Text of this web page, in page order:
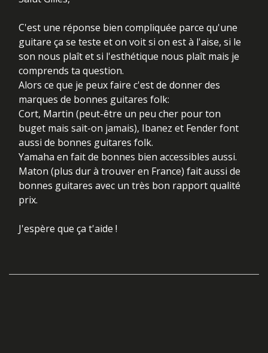
C'est une réponse bien compliquée parce qu'une
guitare ça se teste et on voit si on est à l'aise, si le
son nous plaît et si l'esthétique nous plaît mais je
comprends ta question.
Alors ce que je peux faire c'est de donner des
marques de bonnes guitares folk:
Cort, Martin (peut-être un peu cher pour ton
buget mais sait-on jamais), Ibanez et Fender font
aussi de bonnes guitares folk.
Yamaha en fait de bonnes bien accessibles aussi.
Maton (plus dur à trouver en France) fait aussi de
bonnes guitares avec un très bon rapport qualité
prix.
J'espère que ça t'aide !